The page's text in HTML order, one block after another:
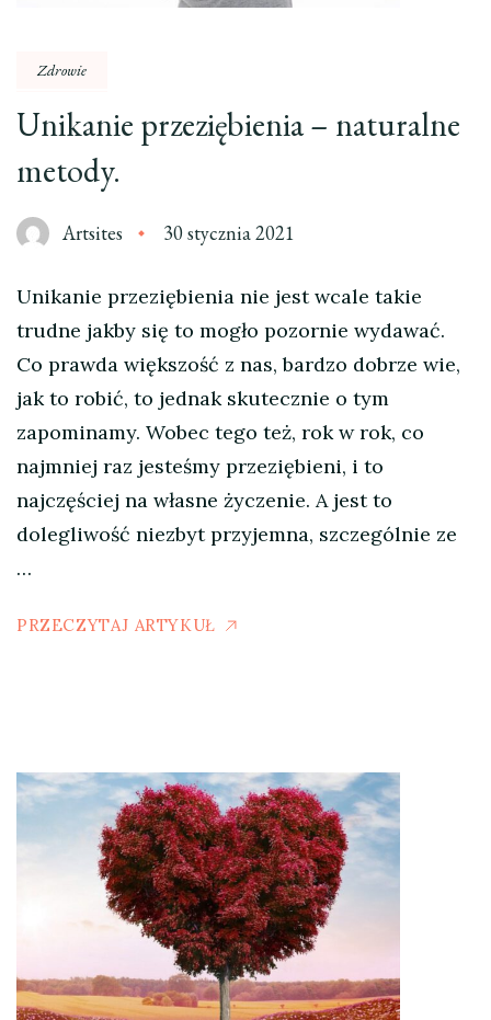
Zdrowie
Unikanie przeziębienia – naturalne
metody.
Artsites 30 stycznia 2021
Unikanie przeziębienia nie jest wcale takie
trudne jakby się to mogło pozornie wydawać.
Co prawda większość z nas, bardzo dobrze wie,
jak to robić, to jednak skutecznie o tym
zapominamy. Wobec tego też, rok w rok, co
najmniej raz jesteśmy przeziębieni, i to
najczęściej na własne życzenie. A jest to
dolegliwość niezbyt przyjemna, szczególnie ze
…
PRZECZYTAJ ARTYKUŁ